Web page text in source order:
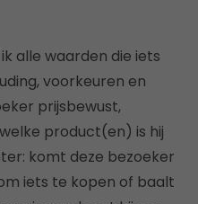
alle waarden die iets
voorkeuren en
prijsbewust,
product(en) is hij
komt deze bezoeker
iets te kopen of baalt